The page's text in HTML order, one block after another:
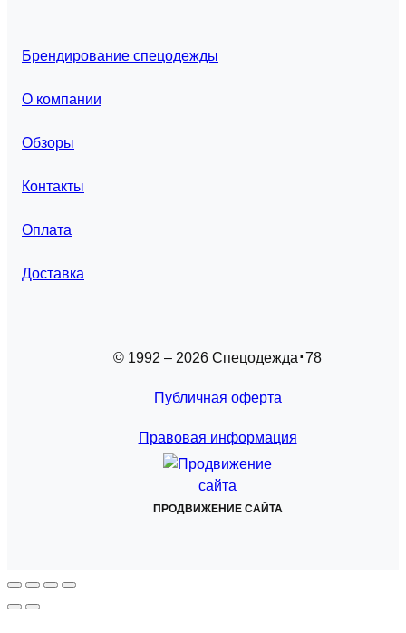
Брендирование спецодежды
О компании
Обзоры
Контакты
Оплата
Доставка
© 1992 – 2026 Спецодежда 78
Публичная оферта
Правовая информация
ПРОДВИЖЕНИЕ САЙТА